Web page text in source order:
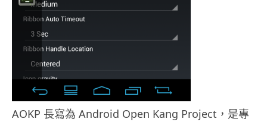
AOKP 長寫為 Android Open Kang Project，是專